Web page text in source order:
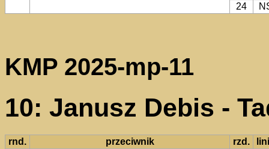
24
KMP 2025-mp-11
10: Janusz Debis -
rnd. przeciwnik rzd.